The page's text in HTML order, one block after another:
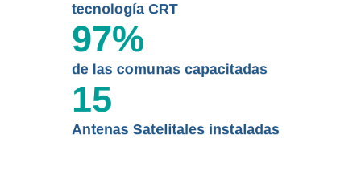
tecnología CRT
de las comunas capacitadas
97%
Antenas Satelitales instaladas
15